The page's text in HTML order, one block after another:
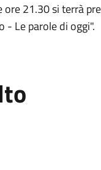
21.30 si terrà
Le parole di oggi".